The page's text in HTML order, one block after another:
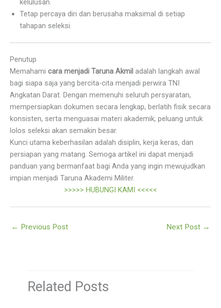
kelulusan.
Tetap percaya diri dan berusaha maksimal di setiap
tahapan seleksi.
Penutup
Memahami cara menjadi Taruna Akmil adalah langkah awal
bagi siapa saja yang bercita-cita menjadi perwira TNI
Angkatan Darat. Dengan memenuhi seluruh persyaratan,
mempersiapkan dokumen secara lengkap, berlatih fisik secara
konsisten, serta menguasai materi akademik, peluang untuk
lolos seleksi akan semakin besar.
Kunci utama keberhasilan adalah disiplin, kerja keras, dan
persiapan yang matang. Semoga artikel ini dapat menjadi
panduan yang bermanfaat bagi Anda yang ingin mewujudkan
impian menjadi Taruna Akademi Militer.
>>>>> HUBUNGI KAMI <<<<<
← Previous Post Next Post →
Related Posts